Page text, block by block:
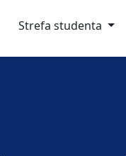
Strefa studenta